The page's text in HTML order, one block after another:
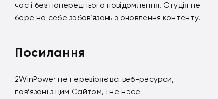
час і без попереднього повідомлення. Студія не
бере на себе зобов’язань з оновлення контенту.
Посилання
2WinPower не перевіряє всі веб-ресурси,
пов’язані з цим Сайтом, і не несе